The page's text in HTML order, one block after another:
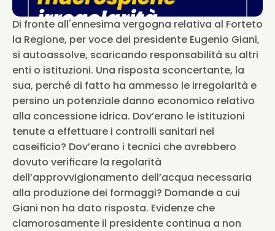
Di fronte all'ennesima vergogna relativa al Forteto
la Regione, per voce del presidente Eugenio Giani,
si autoassolve, scaricando responsabilità su altri
enti o istituzioni. Una risposta sconcertante, la
sua, perché di fatto ha ammesso le irregolarità e
persino un potenziale danno economico relativo
alla concessione idrica. Dov’erano le istituzioni
tenute a effettuare i controlli sanitari nel
caseificio? Dov’erano i tecnici che avrebbero
dovuto verificare la regolarità
dell’approvvigionamento dell’acqua necessaria
alla produzione dei formaggi? Domande a cui
Giani non ha dato risposta. Evidenze che
clamorosamente il presidente continua a non